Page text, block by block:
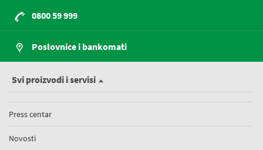
0800 59 999
Poslovnice i bankomati
Svi proizvodi i servisi
Press centar
Novosti